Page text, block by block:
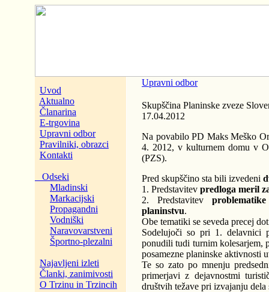
Uvod
Aktualno
Članarina
E-trgovina
Upravni odbor
Pravilniki, obrazci
Kontakti
Odseki
Mladinski
Markacijski
Propagandni
Vodniški
Naravovarstveni
Športno-plezalni
Najavljeni izleti
Članki, zanimivosti
O Trzinu in Trzincih
Upravni odbor
Skupščina Planinske zveze
17.04.2012
Na povabilo PD Maks Meško
4. 2012, v kulturnem domu v
(PZS).
Pred skupščino sta bili izvedeni
1. Predstavitev predloga meril
2. Predstavitev
planinstvu.
Obe tematiki se seveda precej
Sodelujoči so pri 1. delavnici
ponudili tudi turnim kolesarjem,
posamezne planinske aktivnosti
Te so zato po mnenju
primerjavi z dejavnostmi
društvih težave pri izvajanju